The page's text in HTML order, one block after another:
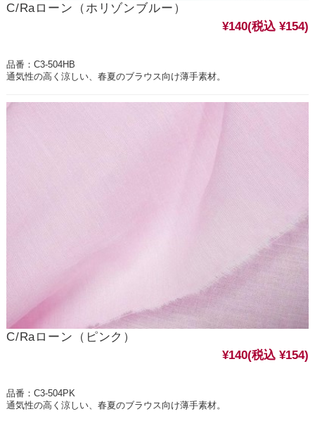
C/Raローン（ホリゾンブルー）
¥140(税込 ¥154)
品番：C3-504HB
通気性の高く涼しい、春夏のブラウス向け薄手素材。
C/Raローン（ピンク）
¥140(税込 ¥154)
品番：C3-504PK
通気性の高く涼しい、春夏のブラウス向け薄手素材。